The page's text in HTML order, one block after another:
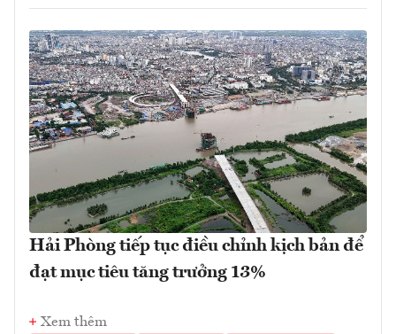
Hải Phòng tiếp tục điều chỉnh kịch bản để
đạt mục tiêu tăng trưởng 13%
Xem thêm